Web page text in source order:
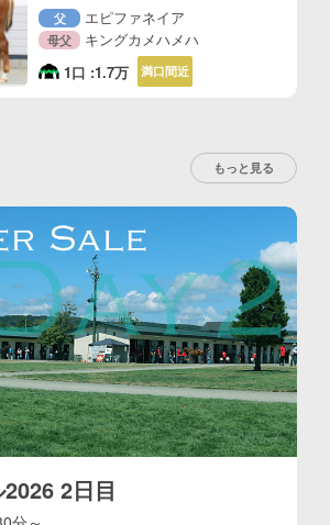
父 エピファネイア
母父
キングカメハメハ
1口 :1.7万 満口間近
もっと見る
2日目